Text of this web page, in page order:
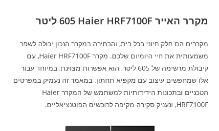
מקרר האייר Haier HRF7100F ‏605 ‏ליטר
מקררים הם חלק חיוני בכל בית, והבחירה במקרר הנכון יכולה לשפר
משמעותית את חיי היומיום שלכם. מקרר Haier HRF7100F, עם
קיבולת מרשימה של 605 ליטר, הוא אפשרות מצוינת, במיוחד עבור
אלו שמחפשים עיצוב עם מקפיא תחתון. במאמר זה נעמיק במפרטים
הטכניים ובתכונות הידידותיות למשתמש של המקרר Haier
HRF7100F, ונעניק סקירה מקיפה לרוכשים הפוטנציאליים.